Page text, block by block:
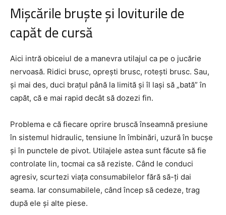
Mișcările bruște și loviturile de
capăt de cursă
Aici intră obiceiul de a manevra utilajul ca pe o jucărie
nervoasă. Ridici brusc, oprești brusc, rotești brusc. Sau,
și mai des, duci brațul până la limită și îl lași să „bată” în
capăt, că e mai rapid decât să dozezi fin.
Problema e că fiecare oprire bruscă înseamnă presiune
în sistemul hidraulic, tensiune în îmbinări, uzură în bucșe
și în punctele de pivot. Utilajele astea sunt făcute să fie
controlate lin, tocmai ca să reziste. Când le conduci
agresiv, scurtezi viața consumabilelor fără să-ți dai
seama. Iar consumabilele, când încep să cedeze, trag
după ele și alte piese.